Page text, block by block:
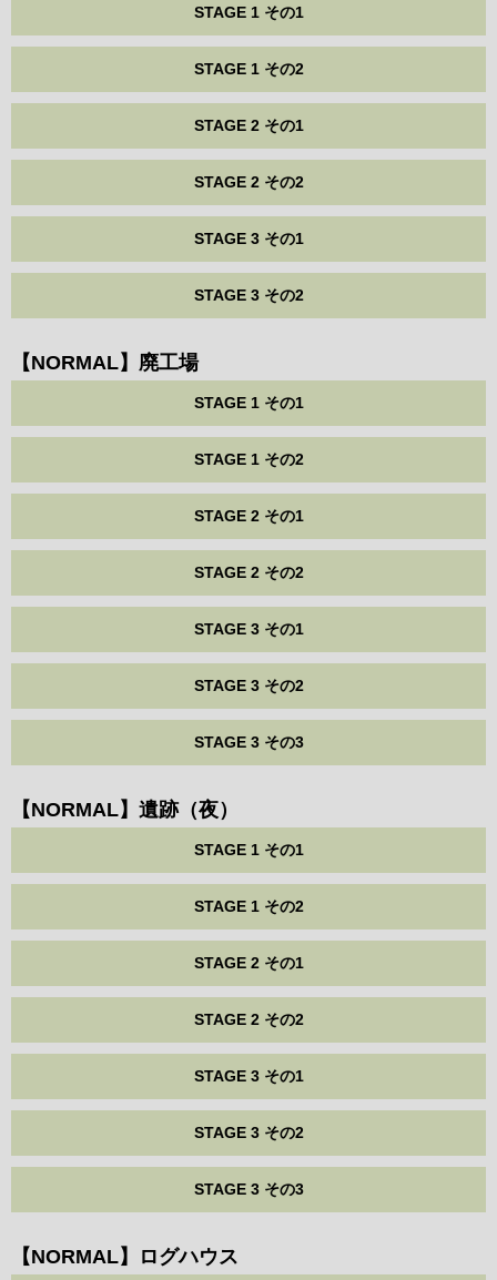
STAGE 1 その1
STAGE 1 その2
STAGE 2 その1
STAGE 2 その2
STAGE 3 その1
STAGE 3 その2
【NORMAL】廃工場
STAGE 1 その1
STAGE 1 その2
STAGE 2 その1
STAGE 2 その2
STAGE 3 その1
STAGE 3 その2
STAGE 3 その3
【NORMAL】遺跡（夜）
STAGE 1 その1
STAGE 1 その2
STAGE 2 その1
STAGE 2 その2
STAGE 3 その1
STAGE 3 その2
STAGE 3 その3
【NORMAL】ログハウス